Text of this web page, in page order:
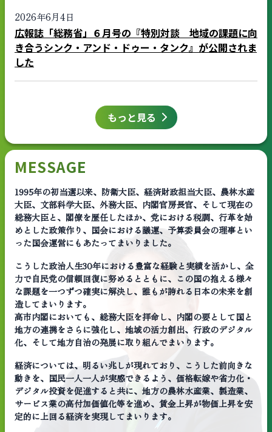
2026年6月4日
広報誌「総務省」６月号の『特別対談 地域の課題に向
き合うシンク・アンド・ドゥー・タンク』が公開されま
した
もっと見る
MESSAGE
1995年の初当選以来、防衛大臣、経済財政担当大臣、農林水産
大臣、文部科学大臣、外務大臣、内閣官房長官、そして現在の
総務大臣と、閣僚を歴任したほか、党における税調、行革を始
めとした政策作り、国会における議運、予算委員会の理事とい
った国会運営にもあたってまいりました。
こうした政治人生30年における豊富な経験と実績を活かし、全
力で自民党の信頼回復に努めるとともに、この国の抱える様々
な課題を一つずつ確実に解決し、誰もが誇れる日本の未来を創
造してまいります。
高市内閣においても、総務大臣を拝命し、内閣の要として国と
地方の連携をさらに強化し、地域の活力創出、行政のデジタル
化、そして地方自治の発展に取り組んでまいります。
経済については、明るい兆しが現れており、こうした前向きな
動きを、国民一人一人が実感できるよう、価格転嫁や省力化・
デジタル投資を促進すると共に、地方の農林水産業、製造業、
サービス業の高付加価値化等を進め、賃金上昇が物価上昇を安
定的に上回る経済を実現してまいります。